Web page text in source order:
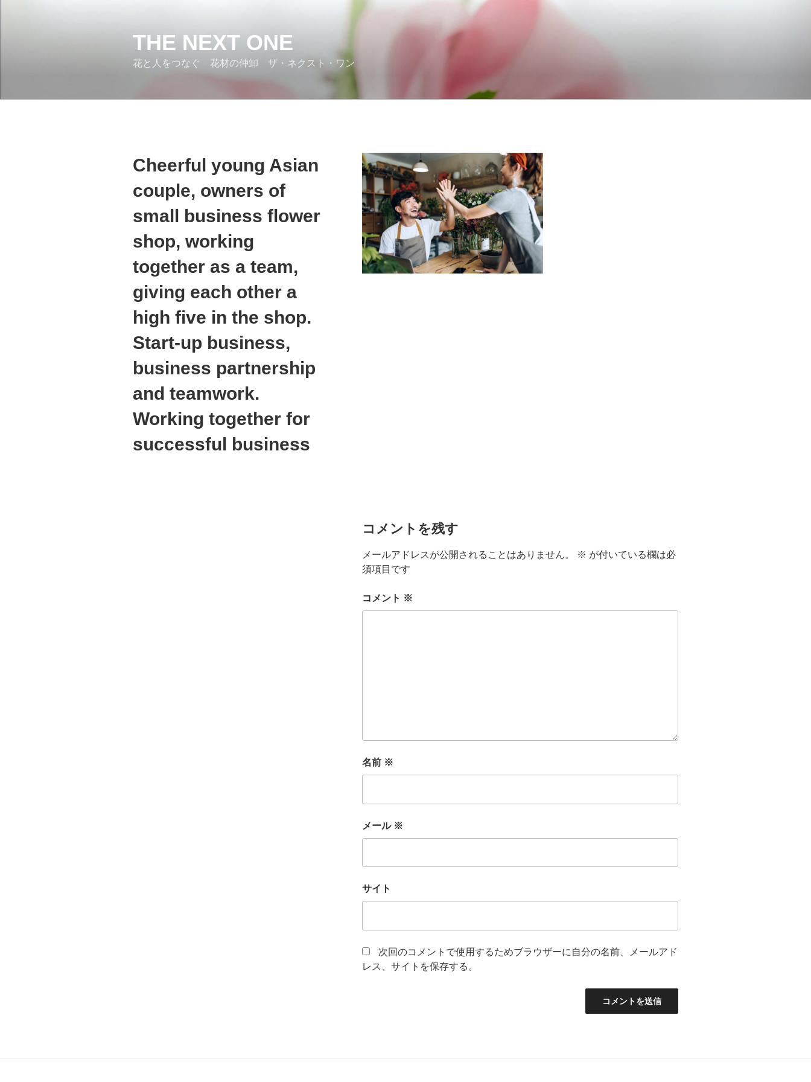
THE NEXT ONE
花と人をつなぐ 花材の仲卸 ザ・ネクスト・ワン
Cheerful young Asian
couple, owners of
small business flower
shop, working
together as a team,
giving each other a
high five in the shop.
Start-up business,
business partnership
and teamwork.
Working together for
successful business
コメントを残す
メールアドレスが公開されることはありません。 ※ が付いている欄は必
須項目です
コメント ※
名前 ※
メール ※
サイト
次回のコメントで使用するためブラウザーに自分の名前、メールアド
レス、サイトを保存する。